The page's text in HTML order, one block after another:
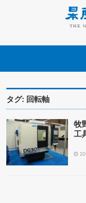
タグ: 回転軸
牧
工